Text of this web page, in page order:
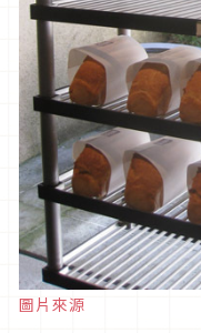
圖片來源